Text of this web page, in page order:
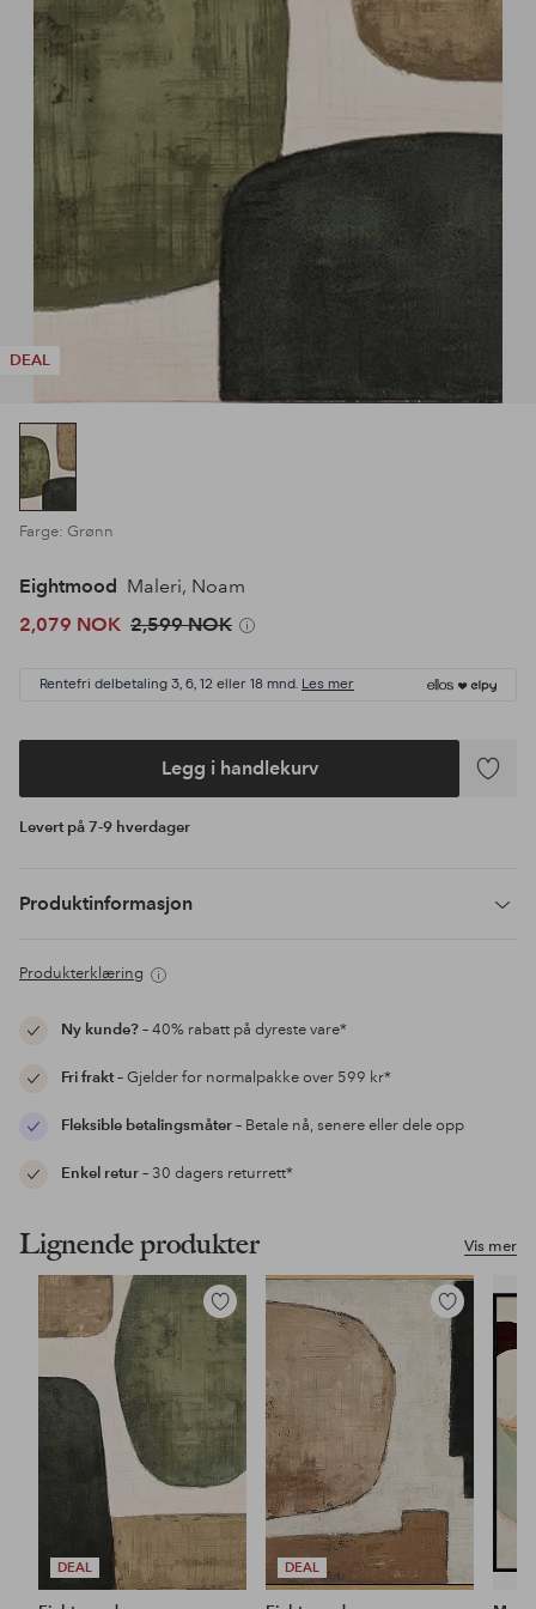
DEAL
Farge: Grønn
Eightmood
Maleri, Noam
2,079 NOK 2,599 NOK
Rentefri delbetaling 3, 6, 12 eller 18 mnd. Les mer
Legg i handlekurv
Legg
Levert på 7-9 hverdager
Produktinformasjon
Produkterklæring
Ny kunde?– 40% rabatt på dyreste vare*
Fri frakt– Gjelder for normalpakke over 599 kr*
Fleksible betalingsmåter– Betale nå, senere eller dele opp
Enkel retur– 30 dagers returrett*
Vis mer
Lignende produkter
DEAL
Legg
favoritter
DEAL
Legg
til
favoritter